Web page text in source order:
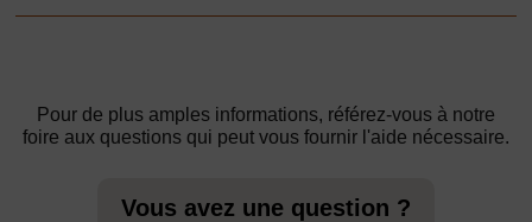
Pour de plus amples informations, référez-vous à notre
foire aux questions qui peut vous fournir l'aide nécessaire.
Vous avez une question ?